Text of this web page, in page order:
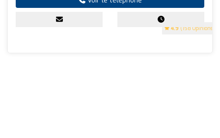
4.9 (158 Opinions)